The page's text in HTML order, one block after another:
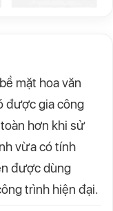
mặt hoa văn
được gia công
hơn khi sử
vừa có tính
được dùng
trình hiện đại.